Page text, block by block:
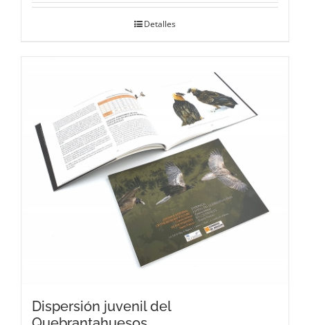
Detalles
Dispersión juvenil del